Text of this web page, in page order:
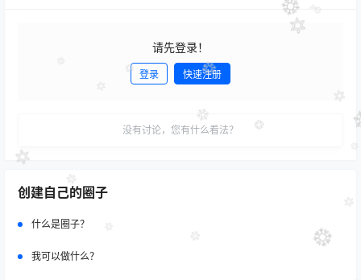
请先登录！
登录 快速注册
没有讨论，您有什么看法？
创建自己的圈子
什么是圈子？
我可以做什么？